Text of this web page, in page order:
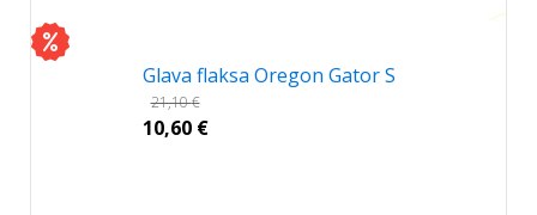
Glava flaksa Oregon Gator S
21,10€
10,60 €